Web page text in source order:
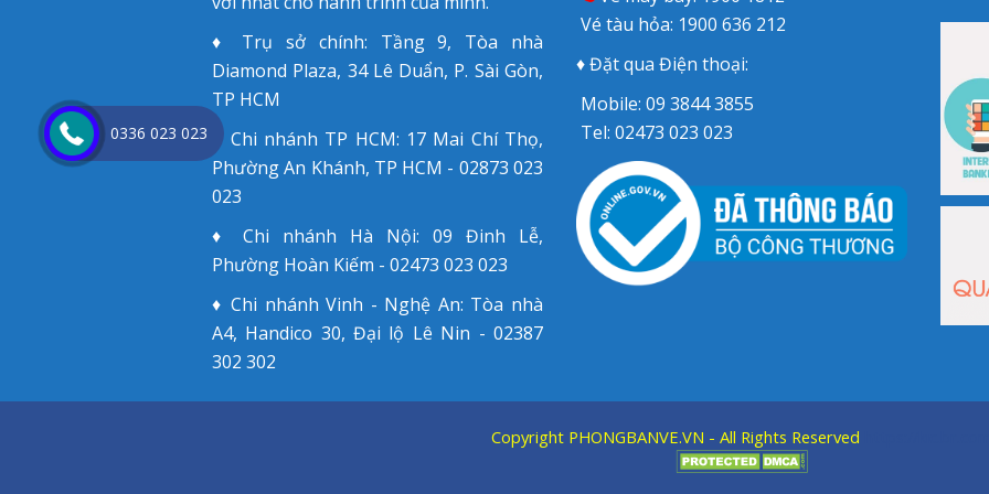
♦ Trụ sở chính: Tầng 9, Tòa nhà
Diamond Plaza, 34 Lê Duẩn, P. Sài Gòn,
TP HCM
♦ Chi nhánh TP HCM: 17 Mai Chí Thọ,
Phường An Khánh, TP HCM - 02873 023
023
♦ Chi nhánh Hà Nội: 09 Đinh Lễ,
Phường Hoàn Kiếm - 02473 023 023
♦ Chi nhánh Vinh - Nghệ An: Tòa nhà
A4, Handico 30, Đại lộ Lê Nin - 02387
302 302
Vé tàu hỏa: 1900 636 212
♦ Đặt qua Điện thoại:
Mobile: 09 3844 3855
Tel: 02473 023 023
Copyright PHONGBANVE.VN - All Rights Reserved
0336 023 023